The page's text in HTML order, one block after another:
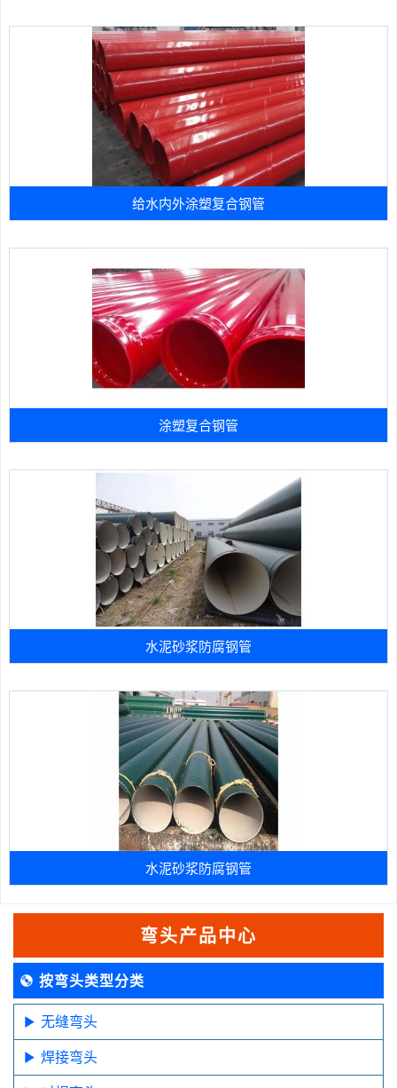
给水内外涂塑复合钢管
涂塑复合钢管
水泥砂浆防腐钢管
水泥砂浆防腐钢管
弯头产品中心
按弯头类型分类
无缝弯头
焊接弯头